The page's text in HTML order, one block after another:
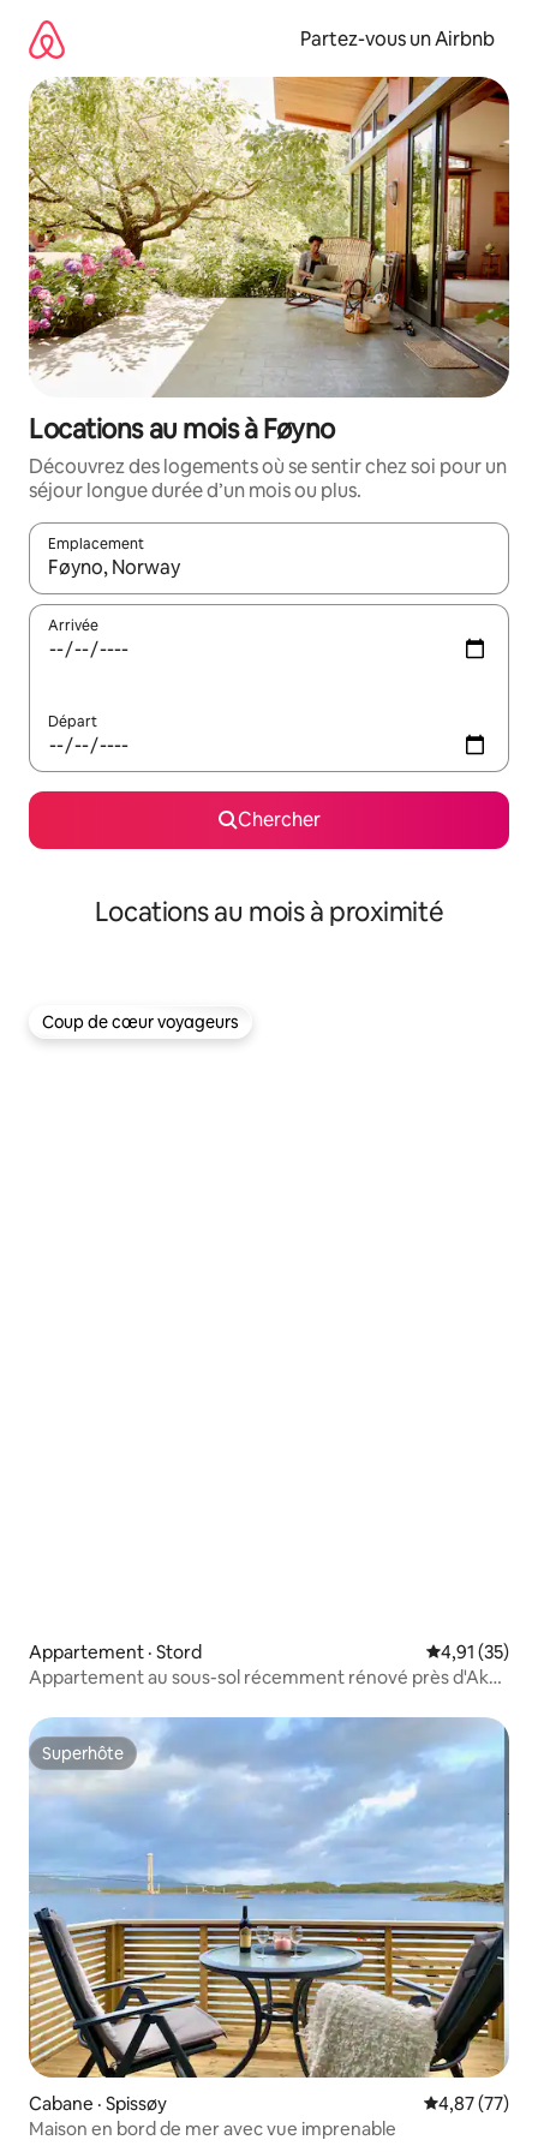
directement
contenu
Partez-vous un Airbnb
Locations au mois à Føyno
Découvrez des logements où se sentir chez soi pour un
séjour longue durée d’un mois ou plus.
Emplacement
Quand les résultats sont affichés, parcourez-les en utilisant
Arrivée
Départ
Chercher
Locations au mois à proximité
Coup de cœur voyageurs
Coup de cœur voyageurs
Appartement · Stord Note
4,91 (35)
Appartement au sous-sol récemment rénové près d'Aker
Superhôte
Superhôte
Cabane · Spissøy Note
4,87 (77)
Maison en bord de mer avec vue imprenable